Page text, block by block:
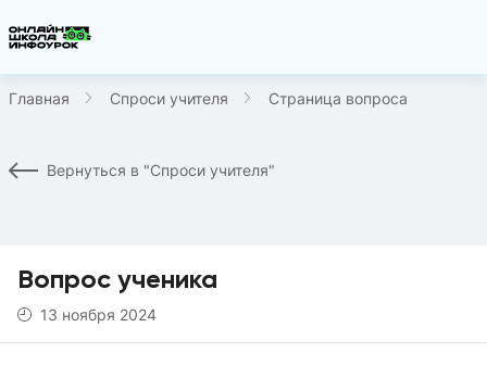
Главная Спроси учителя Страница вопроса
Вернуться в "Спроси учителя"
Вопрос ученика
13 ноября 2024